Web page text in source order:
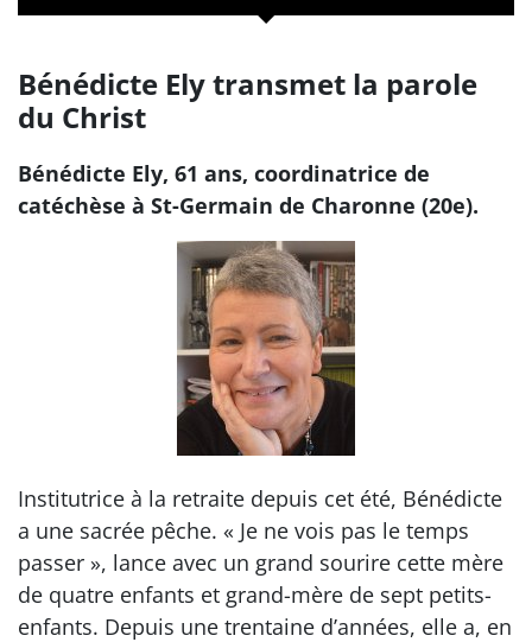
Bénédicte Ely transmet la parole
du Christ
Bénédicte Ely, 61 ans, coordinatrice de
catéchèse à St-Germain de Charonne (20e).
Institutrice à la retraite depuis cet été, Bénédicte
a une sacrée pêche. « Je ne vois pas le temps
passer », lance avec un grand sourire cette mère
de quatre enfants et grand-mère de sept petits-
enfants. Depuis une trentaine d’années, elle a, en